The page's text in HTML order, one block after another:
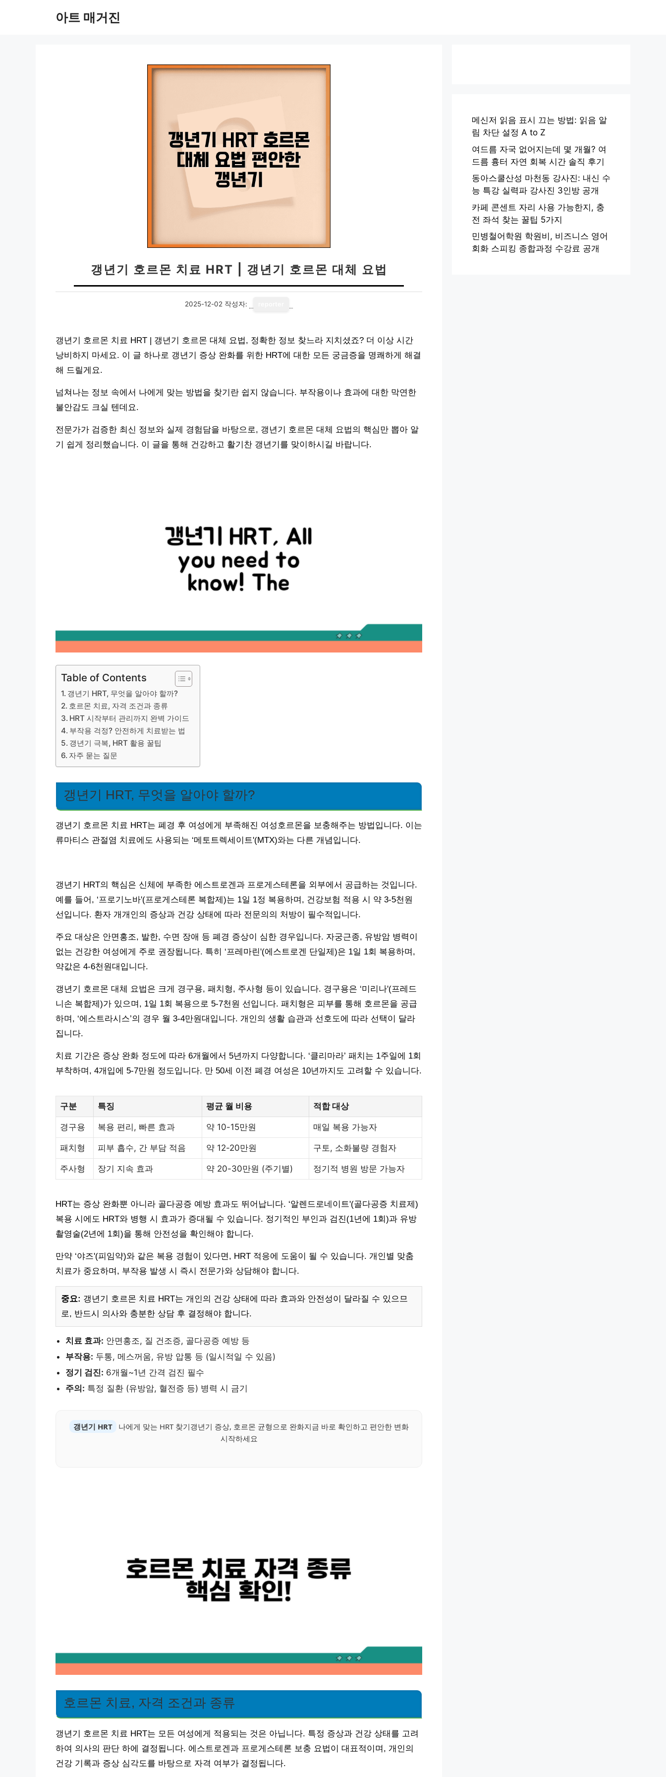
아트 매거진
갱년기 호르몬 치료 HRT | 갱년기 호르몬 대체 요법
2025-12-02 작성자:
갱년기 호르몬 치료 HRT | 갱년기 호르몬 대체 요법, 정확한 정보 찾느라 지치셨죠? 더 이상 시간
낭비하지 마세요. 이 글 하나로 갱년기 증상 완화를 위한 HRT에 대한 모든 궁금증을 명쾌하게 해결
해 드릴게요.
넘쳐나는 정보 속에서 나에게 맞는 방법을 찾기란 쉽지 않습니다. 부작용이나 효과에 대한 막연한
불안감도 크실 텐데요.
전문가가 검증한 최신 정보와 실제 경험담을 바탕으로, 갱년기 호르몬 대체 요법의 핵심만 뽑아 알
기 쉽게 정리했습니다. 이 글을 통해 건강하고 활기찬 갱년기를 맞이하시길 바랍니다.
Table of Contents
갱년기 HRT, 무엇을 알아야 할까?
호르몬 치료, 자격 조건과 종류
HRT 시작부터 관리까지 완벽 가이드
부작용 걱정? 안전하게 치료받는 법
갱년기 극복, HRT 활용 꿀팁
자주 묻는 질문
갱년기 HRT, 무엇을 알아야 할까?
갱년기 호르몬 치료 HRT는 폐경 후 여성에게 부족해진 여성호르몬을 보충해주는 방법입니다. 이는
류마티스 관절염 치료에도 사용되는 ‘메토트렉세이트'(MTX)와는 다른 개념입니다.
갱년기 HRT의 핵심은 신체에 부족한 에스트로겐과 프로게스테론을 외부에서 공급하는 것입니다.
예를 들어, ‘프로기노바'(프로게스테론 복합제)는 1일 1정 복용하며, 건강보험 적용 시 약 3-5천원
선입니다. 환자 개개인의 증상과 건강 상태에 따라 전문의의 처방이 필수적입니다.
주요 대상은 안면홍조, 발한, 수면 장애 등 폐경 증상이 심한 경우입니다. 자궁근종, 유방암 병력이
없는 건강한 여성에게 주로 권장됩니다. 특히 ‘프레마린'(에스트로겐 단일제)은 1일 1회 복용하며,
약값은 4-6천원대입니다.
갱년기 호르몬 대체 요법은 크게 경구용, 패치형, 주사형 등이 있습니다. 경구용은 ‘미리나'(프레드
니손 복합제)가 있으며, 1일 1회 복용으로 5-7천원 선입니다. 패치형은 피부를 통해 호르몬을 공급
하며, ‘에스트라시스’의 경우 월 3-4만원대입니다. 개인의 생활 습관과 선호도에 따라 선택이 달라
집니다.
치료 기간은 증상 완화 정도에 따라 6개월에서 5년까지 다양합니다. ‘클리마라’ 패치는 1주일에 1회
부착하며, 4개입에 5-7만원 정도입니다. 만 50세 이전 폐경 여성은 10년까지도 고려할 수 있습니다.
구분 특징 평균 월 비용 적합 대상
경구용 복용 편리, 빠른 효과 약 10-15만원 매일 복용 가능자
패치형 피부 흡수, 간 부담 적음 약 12-20만원 구토, 소화불량 경험자
주사형 장기 지속 효과 약 20-30만원 (주기별) 정기적 병원 방문 가능자
HRT는 증상 완화뿐 아니라 골다공증 예방 효과도 뛰어납니다. ‘알렌드로네이트'(골다공증 치료제)
복용 시에도 HRT와 병행 시 효과가 증대될 수 있습니다. 정기적인 부인과 검진(1년에 1회)과 유방
촬영술(2년에 1회)을 통해 안전성을 확인해야 합니다.
만약 ‘야즈'(피임약)와 같은 복용 경험이 있다면, HRT 적응에 도움이 될 수 있습니다. 개인별 맞춤
치료가 중요하며, 부작용 발생 시 즉시 전문가와 상담해야 합니다.
중요: 갱년기 호르몬 치료 HRT는 개인의 건강 상태에 따라 효과와 안전성이 달라질 수 있으므
로, 반드시 의사와 충분한 상담 후 결정해야 합니다.
치료 효과: 안면홍조, 질 건조증, 골다공증 예방 등
부작용: 두통, 메스꺼움, 유방 압통 등 (일시적일 수 있음)
정기 검진: 6개월~1년 간격 검진 필수
주의: 특정 질환 (유방암, 혈전증 등) 병력 시 금기
갱년기 HRT
나에게 맞는 HRT 찾기갱년기 증상, 호르몬 균형으로 완화지금 바로 확인하고 편안한 변화
시작하세요
호르몬 치료, 자격 조건과 종류
갱년기 호르몬 치료 HRT는 모든 여성에게 적용되는 것은 아닙니다. 특정 증상과 건강 상태를 고려
하여 의사의 판단 하에 결정됩니다. 에스트로겐과 프로게스테론 보충 요법이 대표적이며, 개인의
건강 기록과 증상 심각도를 바탕으로 자격 여부가 결정됩니다.
메신저 읽음 표시 끄는 방법: 읽음 알
림 차단 설정 A to Z
여드름 자국 없어지는데 몇 개월? 여
드름 흉터 자연 회복 시간 솔직 후기
동아스쿨산성 마천동 강사진: 내신 수
능 특강 실력파 강사진 3인방 공개
카페 콘센트 자리 사용 가능한지, 충
전 좌석 찾는 꿀팁 5가지
민병철어학원 학원비, 비즈니스 영어
회화 스피킹 종합과정 수강료 공개